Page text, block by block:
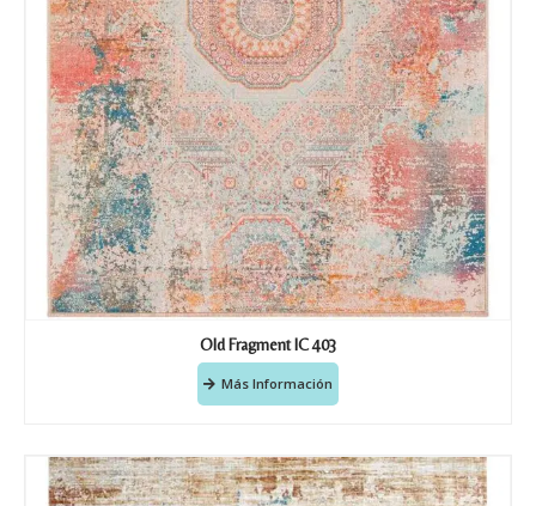
Old Fragment IC 403
Más Información